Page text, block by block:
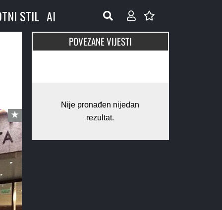
STIL AI
POVEZANE VIJESTI
Nije pronađen nijedan
rezultat.